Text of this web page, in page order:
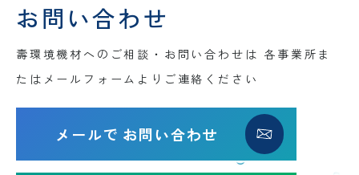
お問い合わせ
壽環境機材へのご相談・お問い合わせは 各事業所ま
たはメールフォームよりご連絡ください
メールで お問い合わせ